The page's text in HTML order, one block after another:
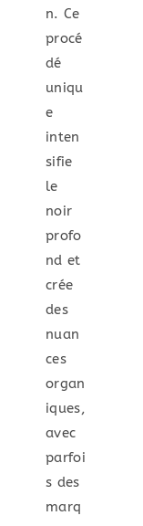
n. Ce
procé
dé
uniqu
e
inten
sifie
le
noir
profo
nd et
crée
des
nuan
ces
organ
iques,
avec
parfoi
s des
marq